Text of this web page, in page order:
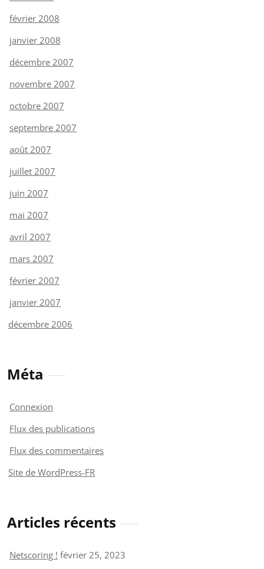
février 2008
janvier 2008
décembre 2007
novembre 2007
octobre 2007
septembre 2007
août 2007
juillet 2007
juin 2007
mai 2007
avril 2007
mars 2007
février 2007
janvier 2007
décembre 2006
Méta
Connexion
Flux des publications
Flux des commentaires
Site de WordPress-FR
Articles récents
Netscoring ! février 25, 2023